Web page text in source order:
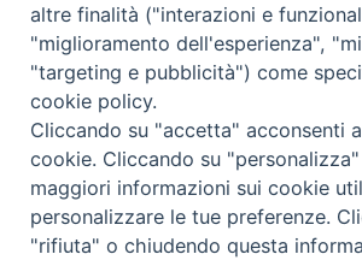
Copyright © 2019 - Tutti i
Trentina Editrice
Privacy Policy
altre finalità ("interazioni e
"miglioramento dell'esperienza",
"targeting e pubblicità") come
cookie policy.
Cliccando su "accetta" acconsenti
cookie. Cliccando su
maggiori informazioni sui cookie
personalizzare le tue preferenze.
"rifiuta" o chiudendo questa